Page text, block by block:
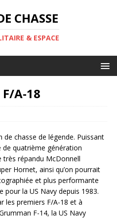
CHASSE
& ESPACE
A-18
chasse de légende. Puissant
quatrième génération
très répandu McDonnell
Hornet, ainsi qu’on pourrait
et plus performante
pour la US Navy depuis 1983.
les premiers F/A-18 et à
F-14, la US Navy